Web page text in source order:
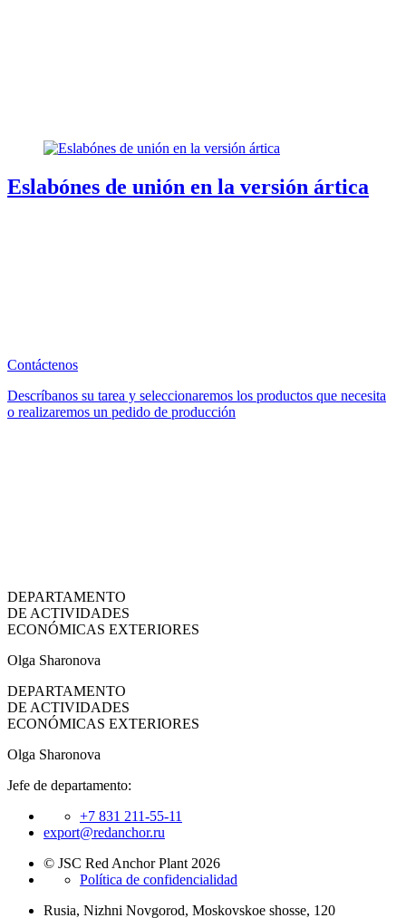
Eslabónes de unión en la versión ártica
Contáctenos
Descríbanos su tarea y seleccionaremos los productos que necesita
o realizaremos un pedido de producción
DEPARTAMENTO
DE ACTIVIDADES
ECONÓMICAS EXTERIORES
Olga Sharonova
DEPARTAMENTO
DE ACTIVIDADES
ECONÓMICAS EXTERIORES
Olga Sharonova
Jefe de departamento:
+7 831 211-55-11
export@redanchor.ru
© JSC Red Anchor Plant 2026
Política de confidencialidad
Rusia, Nizhni Novgorod, Moskovskoe shosse, 120